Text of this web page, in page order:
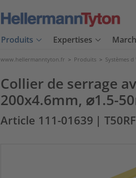
Produits Expertises
www.hellermanntyton.fr > Produits > Systèmes
Collier de serrage
200x4.6mm, ⌀1.5-
Article 111-01639 |